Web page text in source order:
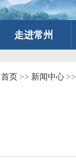
走进常州
首页>> 新闻中心>>